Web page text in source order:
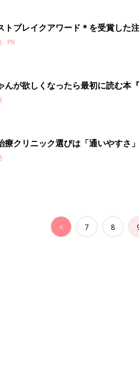
トブレイクアワード＊を受賞した
活の先輩に支持されるお役立ちアイ
んが欲しくなったら最初に読む本
娠するのか知っていますか？ 妊娠
療クリニック選びは「通いやすさ
< 7 8